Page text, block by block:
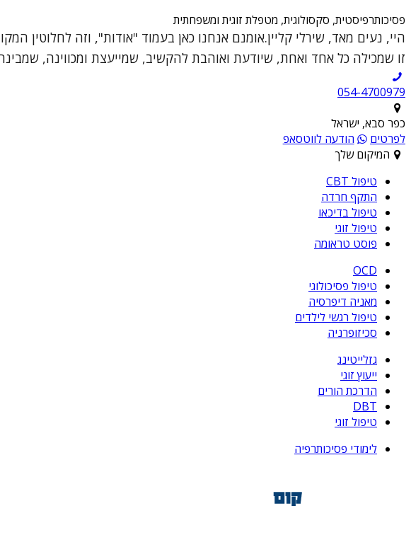
פסיכותרפיסטית, סקסולוגית, מטפלת זוגית ומשפחתית
היי, נעים מאד, שירלי קליין.אומנם אנחנו כאן בעמוד "אודות", וזה
זו שמכילה כל אחד ואחת, שיודעת ואוהבת להקשיב, שמייעצת ומכווינה,
054-4700979
כפר סבא, ישראל
לפרטים
הודעה לווטסאפ
המיקום שלך
טיפול CBT
התקף חרדה
טיפול בדיכאו
טיפול זוגי
פוסט טראומה
OCD
טיפול פסיכולוגי
מאניה דיפרסיה
טיפול רגשי לילדים
סכיזופרניה
גזלייטינג
ייעוץ זוגי
הדרכת הורים
DBT
טיפול זוגי
לימודי פסיכותרפיה